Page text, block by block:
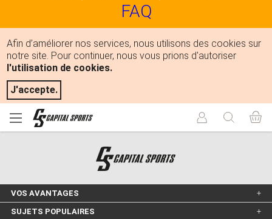
FAQ
Afin d’améliorer nos services, nous utilisons des cookies sur
notre site. Pour continuer, nous vous prions d'autoriser
l'utilisation de cookies.
J'accepte.
VOS AVANTAGES
SUJETS POPULAIRES